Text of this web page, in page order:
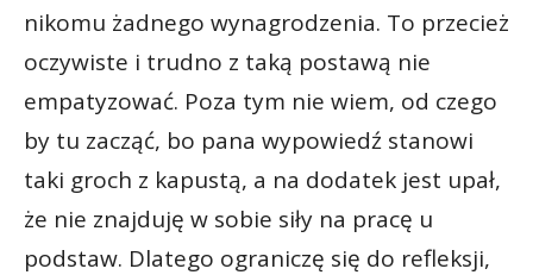
nikomu żadnego wynagrodzenia. To przecież
oczywiste i trudno z taką postawą nie
empatyzować. Poza tym nie wiem, od czego
by tu zacząć, bo pana wypowiedź stanowi
taki groch z kapustą, a na dodatek jest upał,
że nie znajduję w sobie siły na pracę u
podstaw. Dlatego ograniczę się do refleksji,